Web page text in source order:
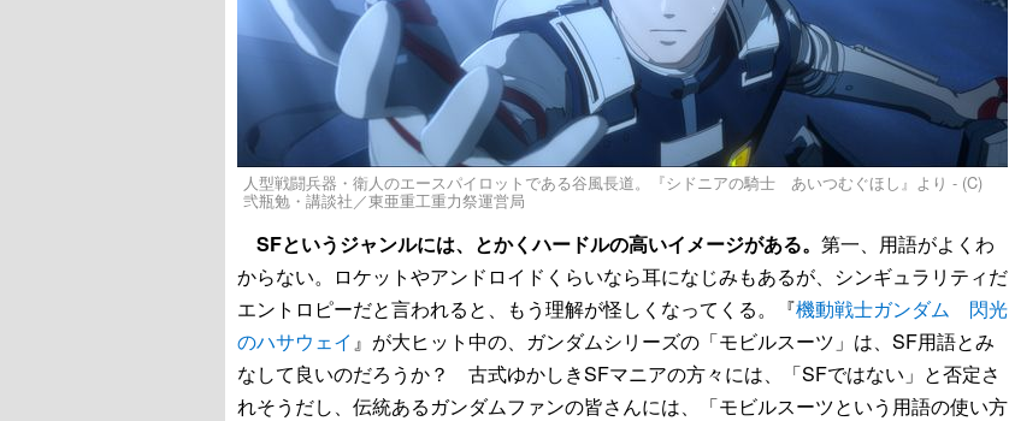
人型戦闘兵器・衛人のエースパイロットである谷風長道。『シドニアの騎士 あいつむぐほし』より - (C)
弐瓶勉・講談社／東亜重工重力祭運営局
SFというジャンルには、とかくハードルの高いイメージがある。 第一、用語がよくわ
からない。ロケットやアンドロイドくらいなら耳になじみもあるが、シンギュラリティだ
エントロピーだと言われると、もう理解が怪しくなってくる。『機動戦士ガンダム 閃光
のハサウェイ 』が大ヒット中の、ガンダムシリーズの「モビルスーツ」は、SF用語とみ
なして良いのだろうか？ 古式ゆかしきSFマニアの方々には、「SFではない」と否定さ
れそうだし、伝統あるガンダムファンの皆さんには、「モビルスーツという用語の使い方